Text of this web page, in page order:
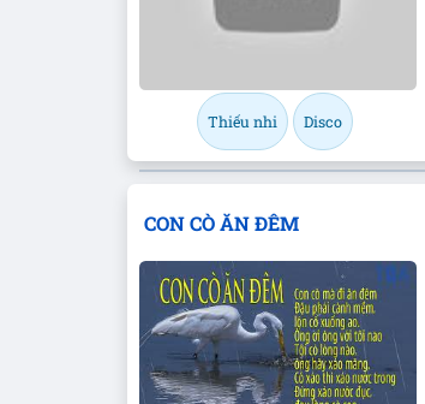
Thiếu nhi Disco
CON CÒ ĂN ĐÊM